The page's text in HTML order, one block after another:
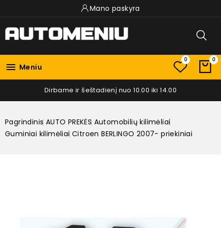
Mano paskyra
 Meniu
0 0
Dirbame ir šeštadienį nuo 10.00 iki 14.00
Pagrindinis AUTO PREKĖS Automobilių kilimėliai
Guminiai kilimėliai Citroen BERLINGO 2007- priekiniai